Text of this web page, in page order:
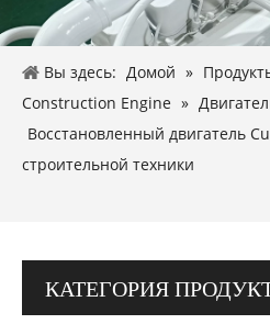
Вы здесь: Домой »
Construction Engine »
Восстановленный двигатель
строительной техники
КАТЕГОРИЯ